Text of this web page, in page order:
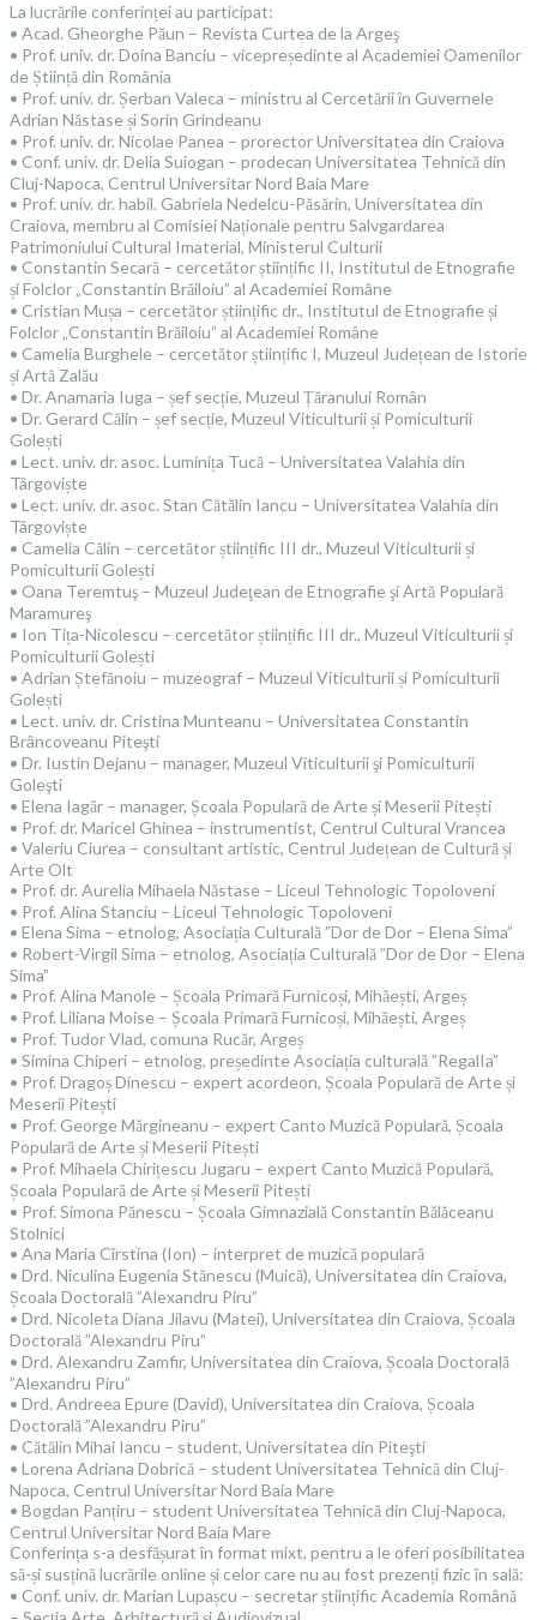
La lucrările conferinței au participat:
• Acad. Gheorghe Păun – Revista Curtea de la Argeş
• Prof. univ. dr. Doina Banciu – vicepreședinte al Academiei Oamenilor
de Știință din România
• Prof. univ. dr. Șerban Valeca – ministru al Cercetării în Guvernele
Adrian Năstase și Sorin Grindeanu
• Prof. univ. dr. Nicolae Panea – prorector Universitatea din Craiova
• Conf. univ. dr. Delia Suiogan – prodecan Universitatea Tehnică din
Cluj-Napoca, Centrul Universitar Nord Baia Mare
• Prof. univ. dr. habil. Gabriela Nedelcu-Păsărin, Universitatea din
Craiova, membru al Comisiei Naționale pentru Salvgardarea
Patrimoniului Cultural Imaterial, Ministerul Culturii
• Constantin Secară – cercetător științific II, Institutul de Etnografie
și Folclor „Constantin Brăiloiu” al Academiei Române
• Cristian Mușa – cercetător științific dr., Institutul de Etnografie și
Folclor „Constantin Brăiloiu” al Academiei Române
• Camelia Burghele – cercetător științific I, Muzeul Județean de Istorie
și Artă Zalău
• Dr. Anamaria Iuga – șef secție, Muzeul Țăranului Român
• Dr. Gerard Călin – șef secție, Muzeul Viticulturii și Pomiculturii
Golești
• Lect. univ. dr. asoc. Luminița Tucă – Universitatea Valahia din
Târgoviște
• Lect. univ. dr. asoc. Stan Cătălin Iancu – Universitatea Valahia din
Târgoviște
• Camelia Călin – cercetător științific III dr., Muzeul Viticulturii și
Pomiculturii Golești
• Oana Teremtuş – Muzeul Judeţean de Etnografie şi Artă Populară
Maramureş
• Ion Tița-Nicolescu – cercetător științific III dr., Muzeul Viticulturii și
Pomiculturii Golești
• Adrian Ștefănoiu – muzeograf – Muzeul Viticulturii și Pomiculturii
Golești
• Lect. univ. dr. Cristina Munteanu – Universitatea Constantin
Brâncoveanu Piteşti
• Dr. Iustin Dejanu – manager, Muzeul Viticulturii şi Pomiculturii
Goleşti
• Elena Iagăr – manager, Școala Populară de Arte și Meserii Pitești
• Prof. dr. Maricel Ghinea – instrumentist, Centrul Cultural Vrancea
• Valeriu Ciurea – consultant artistic, Centrul Județean de Cultură și
Arte Olt
• Prof. dr. Aurelia Mihaela Năstase – Liceul Tehnologic Topoloveni
• Prof. Alina Stanciu – Liceul Tehnologic Topoloveni
• Elena Sima – etnolog, Asociația Culturală ”Dor de Dor – Elena Sima”
• Robert-Virgil Sima – etnolog, Asociația Culturală ”Dor de Dor – Elena
Sima”
• Prof. Alina Manole – Școala Primară Furnicoși, Mihăești, Argeș
• Prof. Liliana Moise – Școala Primară Furnicoși, Mihăești, Argeș
• Prof. Tudor Vlad, comuna Rucăr, Argeș
• Simina Chiperi – etnolog, președinte Asociația culturală ”RegalIa”
• Prof. Dragoș Dinescu – expert acordeon, Școala Populară de Arte și
Meserii Pitești
• Prof. George Mărgineanu – expert Canto Muzică Populară, Școala
Populară de Arte și Meserii Pitești
• Prof. Mihaela Chirițescu Jugaru – expert Canto Muzică Populară,
Școala Populară de Arte și Meserii Pitești
• Prof. Simona Pănescu – Școala Gimnazială Constantin Bălăceanu
Stolnici
• Ana Maria Cîrstina (Ion) – interpret de muzică populară
• Drd. Niculina Eugenia Stănescu (Muică), Universitatea din Craiova,
Școala Doctorală ”Alexandru Piru”
• Drd. Nicoleta Diana Jilavu (Matei), Universitatea din Craiova, Școala
Doctorală ”Alexandru Piru”
• Drd. Alexandru Zamfir, Universitatea din Craiova, Școala Doctorală
”Alexandru Piru”
• Drd. Andreea Epure (David), Universitatea din Craiova, Școala
Doctorală ”Alexandru Piru”
• Cătălin Mihai Iancu – student, Universitatea din Piteşti
• Lorena Adriana Dobrică – student Universitatea Tehnică din Cluj-
Napoca, Centrul Universitar Nord Baia Mare
• Bogdan Panțiru – student Universitatea Tehnică din Cluj-Napoca,
Centrul Universitar Nord Baia Mare
Conferința s-a desfășurat în format mixt, pentru a le oferi posibilitatea
să-și susțină lucrările online și celor care nu au fost prezenți fizic în sală:
• Conf. univ. dr. Marian Lupașcu – secretar științific Academia Română